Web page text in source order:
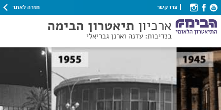
צרו קשר חזרה לאתר
ארכיון תיאטרון הבימה
בנדיבות: עדנה וארנן גבריאלי